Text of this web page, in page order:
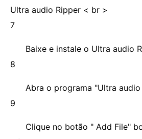
Ultra audio Ripper < br >
7
Baixe e instale o Ultra audio
8
Abra o programa "Ultra audio
9
Clique no botão " Add File"